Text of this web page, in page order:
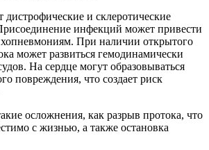
дистрофические и склеротические
инфекций может привести
При наличии открытого
может развиться гемодинамически
На сердце могут образовываться
повреждения, что создает риск
осложнения, как разрыв протока, что
с жизнью, а также остановка